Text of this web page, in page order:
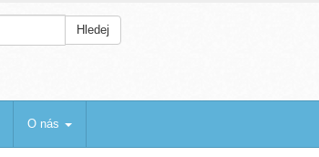
Hledej
O nás